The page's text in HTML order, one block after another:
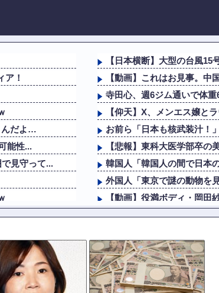
！
んだよ…
能性...
見守って...
んだよ…
ュー
【日本横断】大型の台風
【動画】これはお見事。中
寺田心、週6ジム通いで体
【仰天】X、メンエス嬢と
お前ら「日本も核武装汁！
【悲報】東科大医学部卒
韓国人「韓国人の間で日本
外国人「東京で謎の動物を
【動画】役満ボディ・岡
【画像】元AKB・柏木由紀
韓国人「本当にこれだけは
iLIFE!とかいうアイドルグ
男の子「モモンガの声優っ